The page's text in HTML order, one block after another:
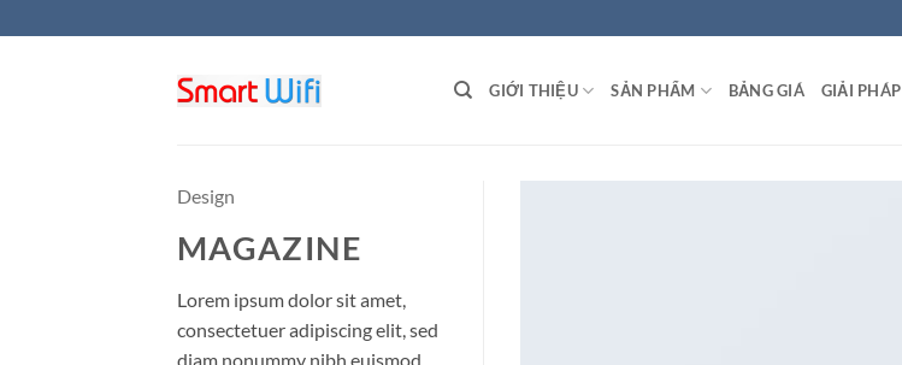
to
GIỚI THIỆU SẢN PHẨM BẢNG GIÁ GIẢI PHÁP
Design
MAGAZINE
Lorem ipsum dolor sit amet,
consectetuer adipiscing elit, sed
diam nonummy nibh euismod